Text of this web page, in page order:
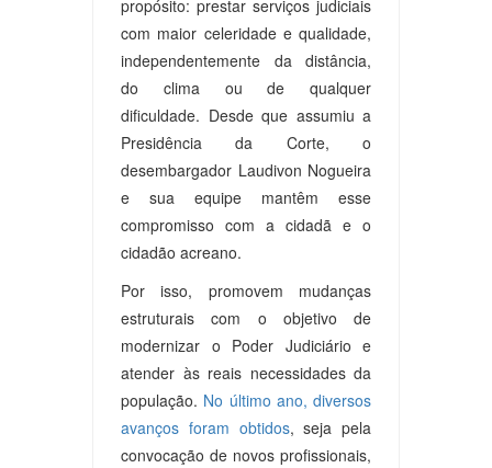
propósito: prestar serviços judiciais
com maior celeridade e qualidade,
independentemente da distância,
do clima ou de qualquer
dificuldade. Desde que assumiu a
Presidência da Corte, o
desembargador Laudivon Nogueira
e sua equipe mantêm esse
compromisso com a cidadã e o
cidadão acreano.
Por isso, promovem mudanças
estruturais com o objetivo de
modernizar o Poder Judiciário e
atender às reais necessidades da
população. No último ano, diversos
avanços foram obtidos, seja pela
convocação de novos profissionais,